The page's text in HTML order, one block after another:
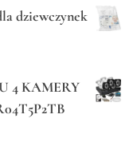
dziewczynek
4 KAMERY